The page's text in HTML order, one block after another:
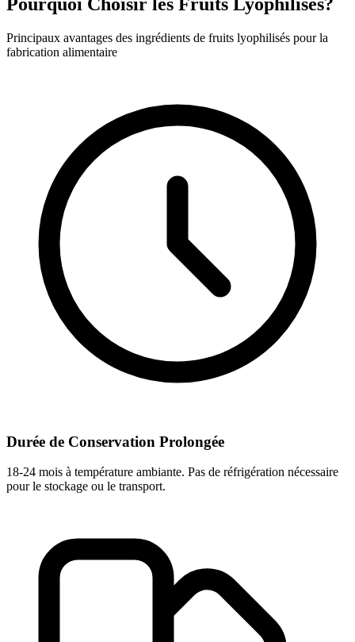
Principaux avantages des ingrédients de fruits lyophilisés pour la
fabrication alimentaire
Durée de Conservation Prolongée
18-24 mois à température ambiante. Pas de réfrigération nécessaire
pour le stockage ou le transport.